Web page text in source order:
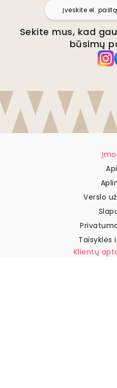
Sekite mus, kad
būsimų
Verslo
Taisyklės
Klientų